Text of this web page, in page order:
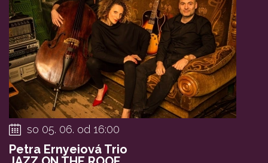
so 05. 06. od 16:00
Petra Ernyeiová Trio